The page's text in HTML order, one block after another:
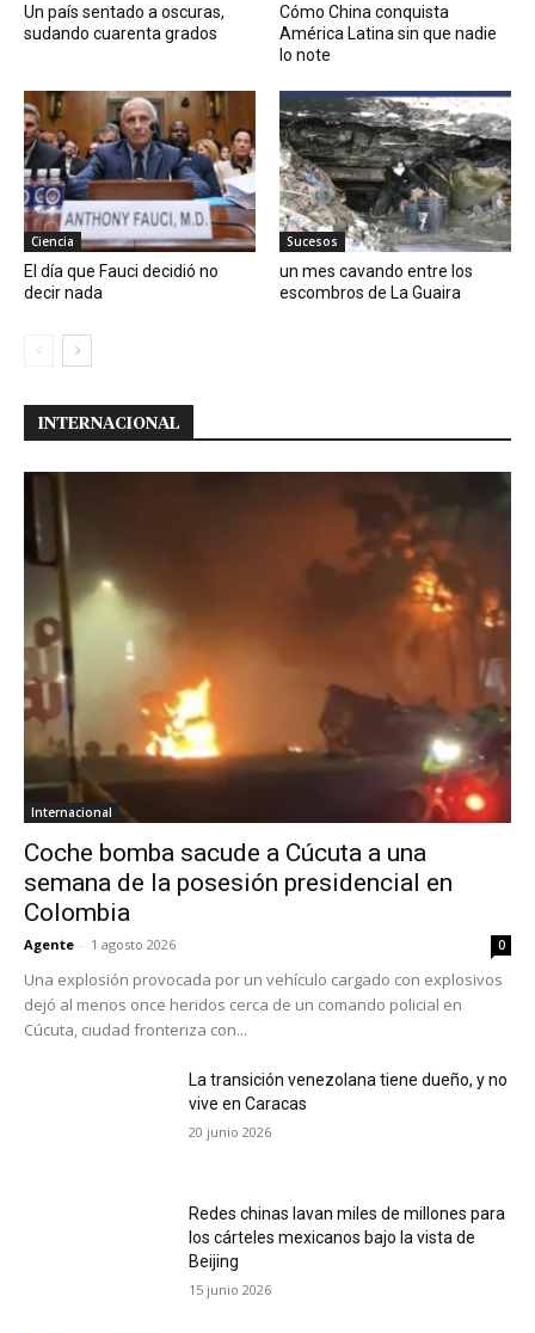
Un país sentado a oscuras,
sudando cuarenta grados
Cómo China conquista
América Latina sin que nadie
lo note
Ciencia
El día que Fauci decidió no
decir nada
Sucesos
un mes cavando entre los
escombros de La Guaira
INTERNACIONAL
Internacional
Coche bomba sacude a Cúcuta a una
semana de la posesión presidencial en
Colombia
Agente - 1 agosto 2026 0
Una explosión provocada por un vehículo cargado con explosivos
dejó al menos once heridos cerca de un comando policial en
Cúcuta, ciudad fronteriza con...
La transición venezolana tiene dueño, y no
vive en Caracas
20 junio 2026
Redes chinas lavan miles de millones para
los cárteles mexicanos bajo la vista de
Beijing
15 junio 2026